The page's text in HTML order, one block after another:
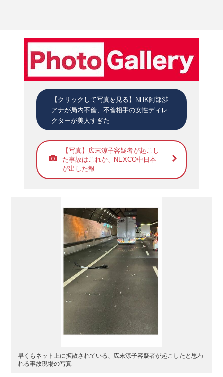
【クリックして写真を見る】NHK阿部渉
アナが局内不倫、不倫相手の女性ディレ
クターが美人すぎた
【写真】広末涼子容疑者が起こし
た事故はこれか、NEXCO中日本
が出した報
早くもネット上に拡散されている、広末涼子容疑者が起こしたと思わ
れる事故現場の写真